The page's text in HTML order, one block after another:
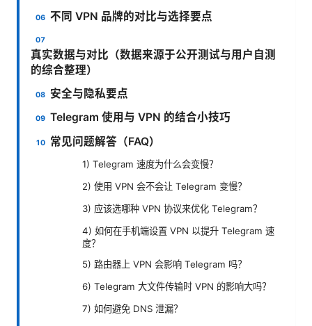
不同 VPN 品牌的对比与选择要点
真实数据与对比（数据来源于公开测试与用户自测
的综合整理）
安全与隐私要点
Telegram 使用与 VPN 的结合小技巧
常见问题解答（FAQ）
1) Telegram 速度为什么会变慢？
2) 使用 VPN 会不会让 Telegram 变慢？
3) 应该选哪种 VPN 协议来优化 Telegram？
4) 如何在手机端设置 VPN 以提升 Telegram 速
度？
5) 路由器上 VPN 会影响 Telegram 吗？
6) Telegram 大文件传输时 VPN 的影响大吗？
7) 如何避免 DNS 泄漏？